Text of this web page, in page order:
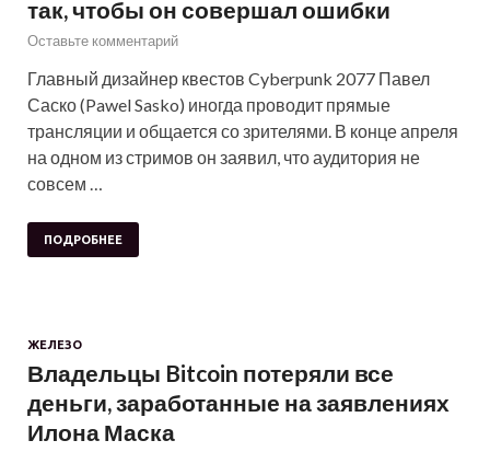
так, чтобы он совершал ошибки
Оставьте комментарий
Главный дизайнер квестов Cyberpunk 2077 Павел
Саско (Pawel Sasko) иногда проводит прямые
трансляции и общается со зрителями. В конце апреля
на одном из стримов он заявил, что аудитория не
совсем …
ПОДРОБНЕЕ
ЖЕЛЕЗО
Владельцы Bitcoin потеряли все
деньги, заработанные на заявлениях
Илона Маска